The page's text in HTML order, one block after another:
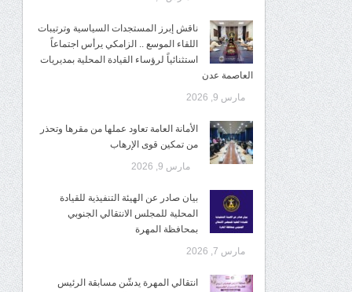
ناقش إبرز المستجدات السياسية وترتيبات
اللقاء الموسع .. الزامكي يرأس اجتماعاً
استثنائياً لرؤساء القيادة المحلية بمديريات
العاصمة عدن
مارس 9, 2026
الأمانة العامة تعاود عملها من مقرها وتحذر
من تمكين قوى الإرهاب
مارس 9, 2026
بيان صادر عن الهيئة التنفيذية للقيادة
المحلية للمجلس الانتقالي الجنوبي
بمحافظة المهرة
مارس 7, 2026
انتقالي المهرة يدشّن مسابقة الرئيس